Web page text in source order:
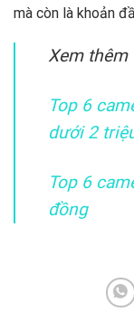
mà còn là khoản
Xem thêm
Top 6
dưới 2
Top 6
đồng